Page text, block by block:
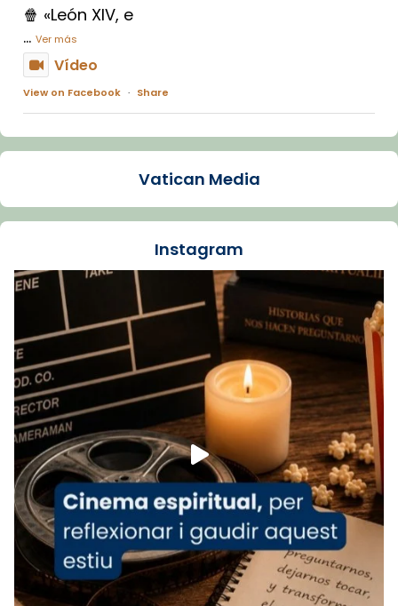
🍿 «León XIV, e
... Ver más
Vídeo
View on Facebook · Share
Arquebisbat de Barcelona
La Carmina va patir depressió. Fa gairebé
dos mesos, a l'Estadi Lluís Companys, la
Recupera l'entrevista comp
Vatican
tican News 👇
www.vaticannews.va/es/iglesia/news/2026-
07/carmina-historia-depresion-papa-viaje-
espana-testimoni...
Foto
View on Facebook · Share
Arquebisbat de Barcelona
2 weeks ago
«Avui les santes Juliana i Semproniana ens
ajuden a alçar la mirada»
Mons. Sergi Gordo, bisbe de Tortosa, ha
Vatican Media
Instagram